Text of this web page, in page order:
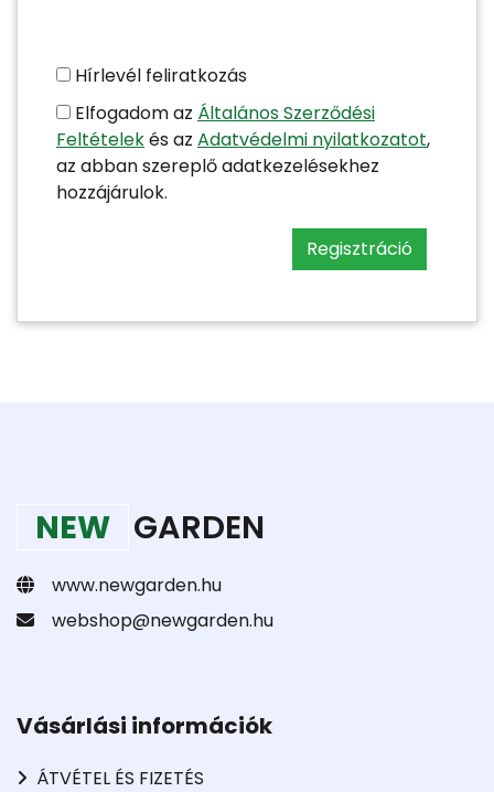
Hírlevél feliratkozás
Elfogadom az Általános Szerződési
Feltételekés az Adatvédelmi nyilatkozatot,
az abban szereplő adatkezelésekhez
hozzájárulok.
Regisztráció
NEW GARDEN
www.newgarden.hu
webshop@newgarden.hu
Vásárlási információk
ÁTVÉTEL ÉS FIZETÉS